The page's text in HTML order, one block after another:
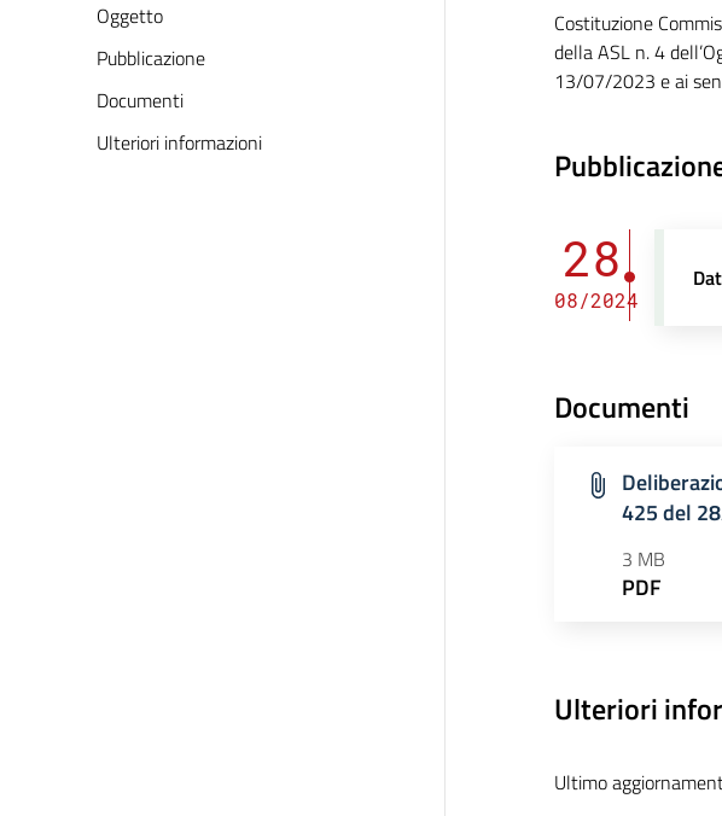
Oggetto
Pubblicazione
Documenti
Ulteriori informazioni
Costituzione
della ASL n. 4
13/07/2023 e ai
28
08/2024
Documenti
425 del
3 MB
PDF
Ulteriori
Ultimo